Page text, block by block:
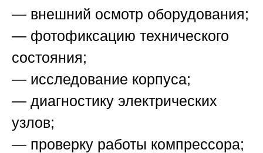
— внешний осмотр оборудования;
— фотофиксацию технического
состояния;
— исследование корпуса;
— диагностику электрических
узлов;
— проверку работы компрессора;